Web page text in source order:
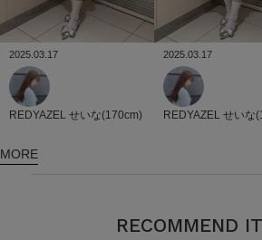
2025.03.17
REDYAZEL せいな(170cm)
2025.03.17
REDYAZEL せいな
MORE
RECOMMEND